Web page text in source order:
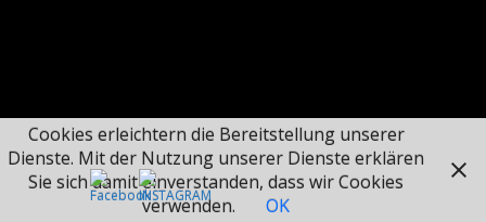
Cookies erleichtern die Bereitstellung unserer
Dienste. Mit der Nutzung unserer Dienste erklären
Sie sich damit einverstanden, dass wir Cookies
verwenden.
OK